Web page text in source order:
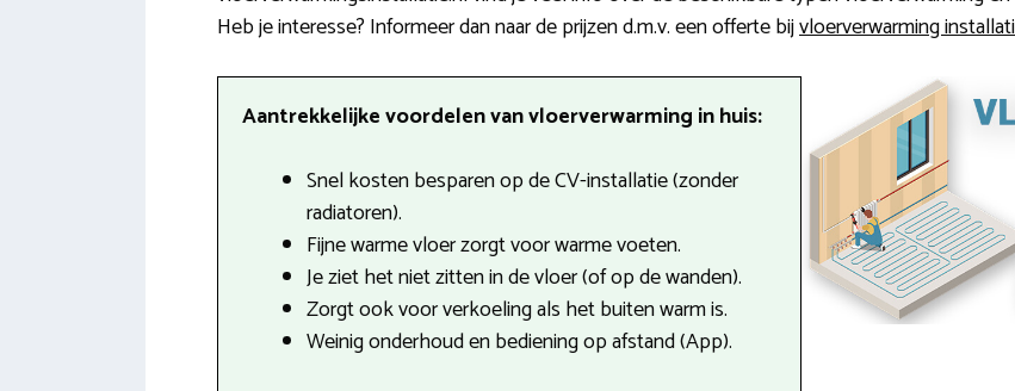
Heb je interesse? Informeer dan naar de prijzen d.m.v. een offerte bijvloerverwarming
Aantrekkelijke voordelen van vloerverwarming in huis:
Snel kosten besparen op de CV-installatie (zonder
radiatoren).
Fijne warme vloer zorgt voor warme voeten.
Je ziet het niet zitten in de vloer (of op de wanden).
Zorgt ook voor verkoeling als het buiten warm is.
Weinig onderhoud en bediening op afstand (App).